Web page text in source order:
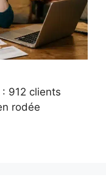
912 clients
rodée